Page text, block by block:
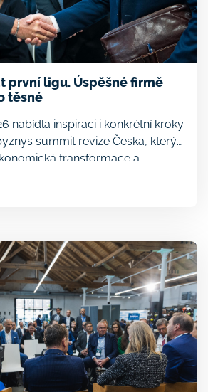
první ligu. Úspěšné firmě
těsné
nabídla inspiraci i konkrétní kroky
summit revize Česka, který
transformace a
v Radotíně vypravilo na 400
o tom, kam a jak […]